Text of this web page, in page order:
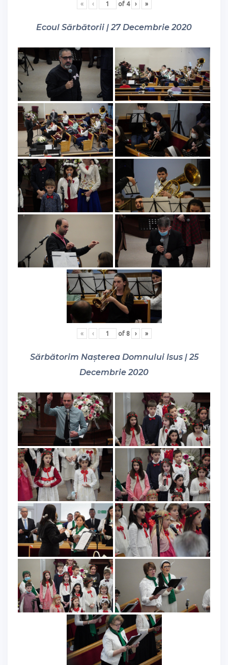
« ‹ of 4 › »
Ecoul Sărbătorii | 27 Decembrie 2020
« ‹ of 8 › »
Sărbătorim Nașterea Domnului Isus | 25
Decembrie 2020